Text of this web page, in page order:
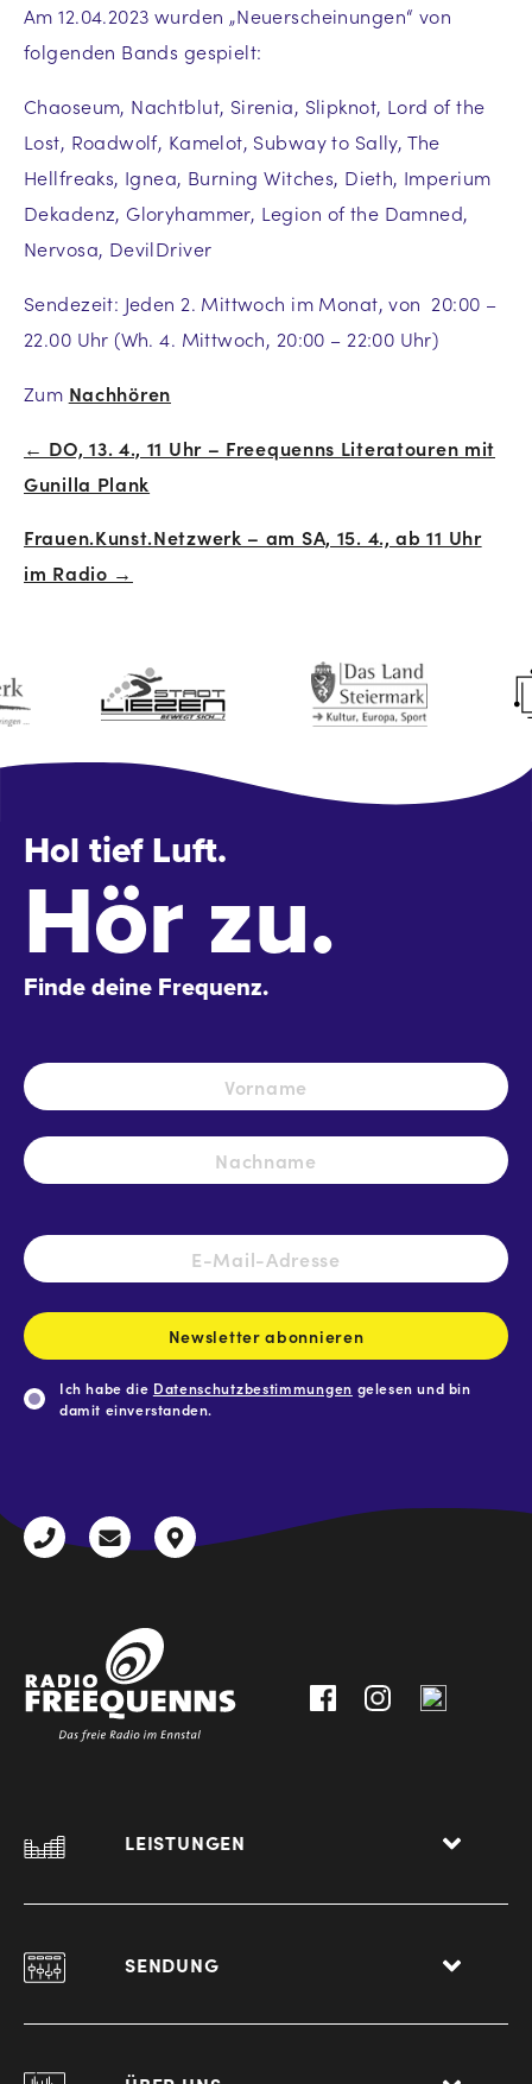
Am 12.04.2023 wurden „Neuerscheinungen“ von
folgenden Bands gespielt:
Chaoseum, Nachtblut, Sirenia, Slipknot, Lord of the
Lost, Roadwolf, Kamelot, Subway to Sally, The
Hellfreaks, Ignea, Burning Witches, Dieth, Imperium
Dekadenz, Gloryhammer, Legion of the Damned,
Nervosa, DevilDriver
Sendezeit: Jeden 2. Mittwoch im Monat, von 20:00 –
22.00 Uhr (Wh. 4. Mittwoch, 20:00 – 22:00 Uhr)
Zum Nachhören
Beitrags-
← DO, 13. 4., 11 Uhr – Freequenns Literatouren mit
Gunilla Plank
Frauen.Kunst.Netzwerk – am SA, 15. 4., ab 11 Uhr
im Radio →
Hol tief Luft.
Hör zu.
Finde deine Frequenz.
Name *
E-
Mail-
Newsletter abonnieren
Ich habe die Datenschutzbestimmungen gelesen und bin
damit einverstanden.
+43
radio@freequenns.at
Kulturhausstraße
LEISTUNGEN
SENDUNG